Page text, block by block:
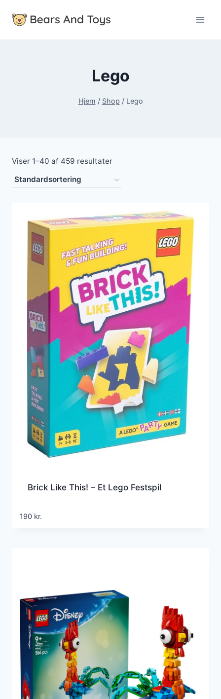
Lego
Hjem / Shop / Lego
Viser 1–40 af 459 resultater
Brick Like This! – Et Lego Festspil
190 kr.